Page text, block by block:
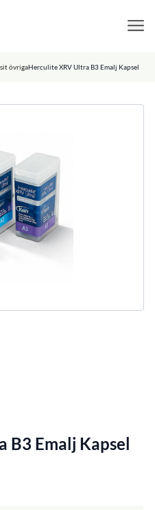
övrigaHerculite XRV Ultra B3 Emalj Kapsel
B3 Emalj Kapsel